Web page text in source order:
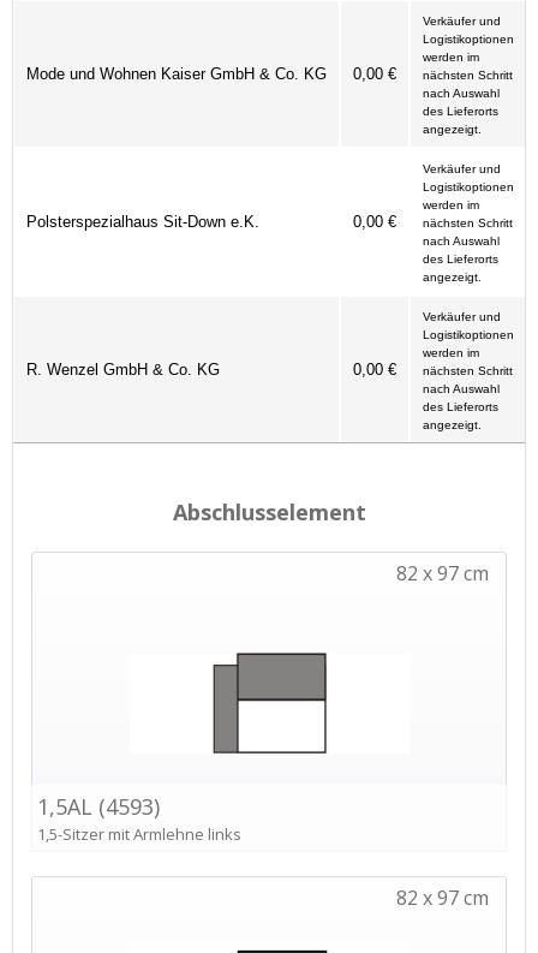
Mode und Wohnen Kaiser GmbH & Co. KG 0,00 €
Verkäufer und
Logistikoptionen
werden im
nächsten Schritt
nach Auswahl
des Lieferorts
angezeigt.
Polsterspezialhaus Sit-Down e.K. 0,00 €
Verkäufer und
Logistikoptionen
werden im
nächsten Schritt
nach Auswahl
des Lieferorts
angezeigt.
R. Wenzel GmbH & Co. KG 0,00 €
Verkäufer und
Logistikoptionen
werden im
nächsten Schritt
nach Auswahl
des Lieferorts
angezeigt.